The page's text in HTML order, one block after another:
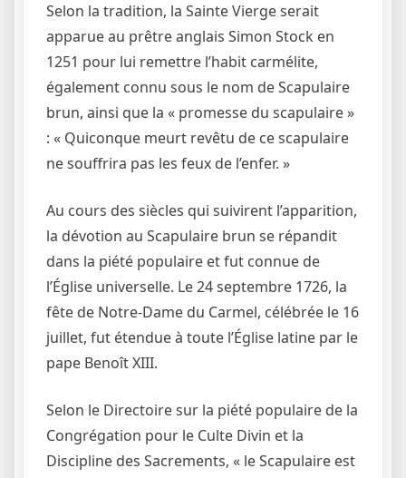
Selon la tradition, la Sainte Vierge serait
apparue au prêtre anglais Simon Stock en
1251 pour lui remettre l’habit carmélite,
également connu sous le nom de Scapulaire
brun, ainsi que la « promesse du scapulaire »
: « Quiconque meurt revêtu de ce scapulaire
ne souffrira pas les feux de l’enfer. »
Au cours des siècles qui suivirent l’apparition,
la dévotion au Scapulaire brun se répandit
dans la piété populaire et fut connue de
l’Église universelle. Le 24 septembre 1726, la
fête de Notre-Dame du Carmel, célébrée le 16
juillet, fut étendue à toute l’Église latine par le
pape Benoît XIII.
Selon le Directoire sur la piété populaire de la
Congrégation pour le Culte Divin et la
Discipline des Sacrements, « le Scapulaire est